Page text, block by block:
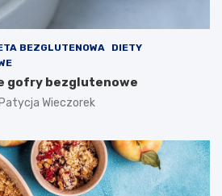
BEZGLUTENOWA
DIETY
gofry bezglutenowe
Patycja Wieczorek